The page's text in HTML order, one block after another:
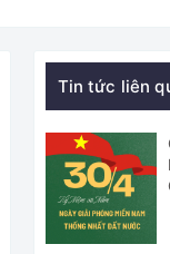
Tin tức liên